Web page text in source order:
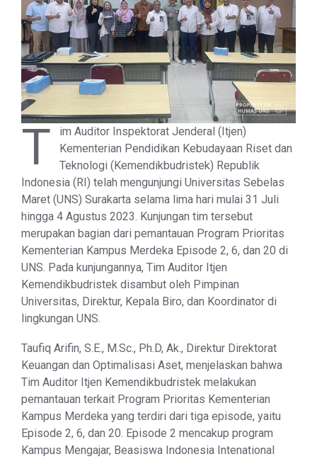
T
im Auditor Inspektorat Jenderal (Itjen)
Kementerian Pendidikan Kebudayaan Riset dan
Teknologi (Kemendikbudristek) Republik
Indonesia (RI) telah mengunjungi Universitas Sebelas
Maret (UNS) Surakarta selama lima hari mulai 31 Juli
hingga 4 Agustus 2023. Kunjungan tim tersebut
merupakan bagian dari pemantauan Program Prioritas
Kementerian Kampus Merdeka Episode 2, 6, dan 20 di
UNS. Pada kunjungannya, Tim Auditor Itjen
Kemendikbudristek disambut oleh Pimpinan
Universitas, Direktur, Kepala Biro, dan Koordinator di
lingkungan UNS.
Taufiq Arifin, S.E., M.Sc., Ph.D, Ak., Direktur Direktorat
Keuangan dan Optimalisasi Aset, menjelaskan bahwa
Tim Auditor Itjen Kemendikbudristek melakukan
pemantauan terkait Program Prioritas Kementerian
Kampus Merdeka yang terdiri dari tiga episode, yaitu
Episode 2, 6, dan 20. Episode 2 mencakup program
Kampus Mengajar, Beasiswa Indonesia Intenational